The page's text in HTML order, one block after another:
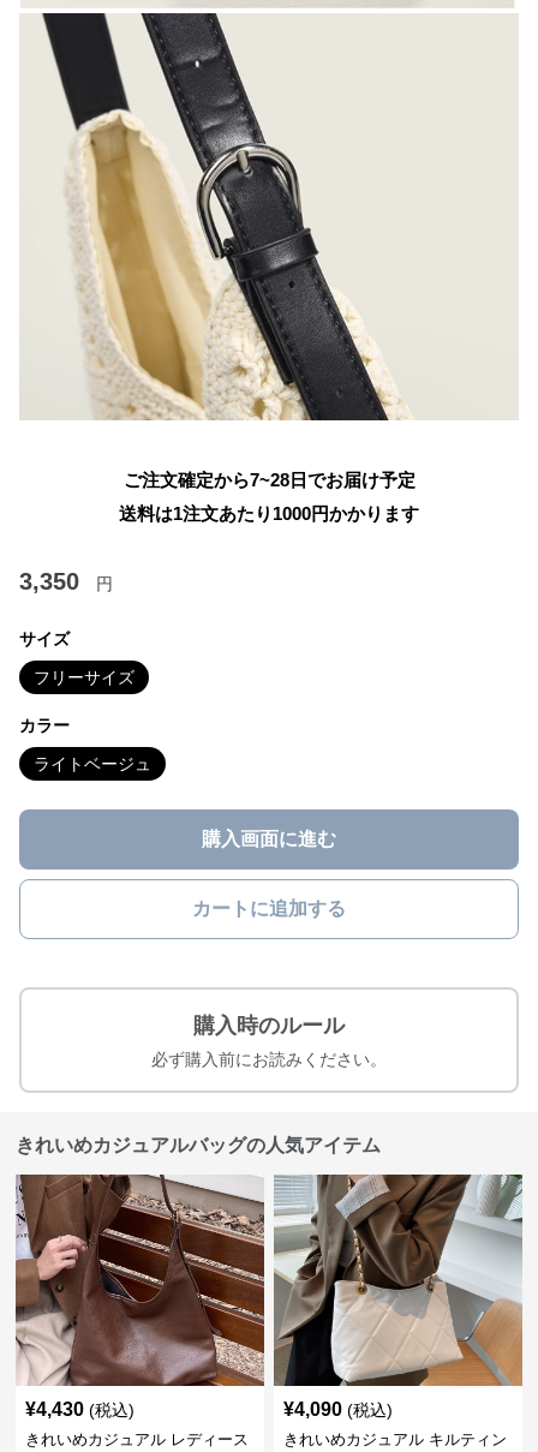
ご注文確定から7~28日でお届け予定
送料は1注文あたり 1000円かかります
3,350 円
サイズ
フリーサイズ
カラー
ライトベージュ
購入画面に進む
カートに追加する
購入時のルール
必ず購入前にお読みください。
きれいめカジュアルバッグの人気アイテム
¥4,430 (税込)
きれいめカジュアル レディース
¥4,090 (税込)
きれいめカジュアル キルティン